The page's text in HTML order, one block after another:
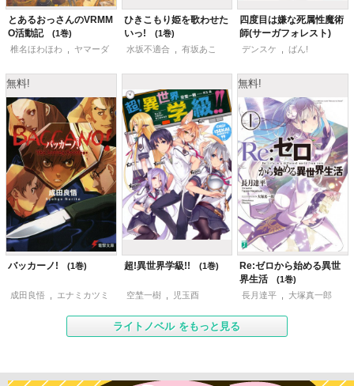
とあるおっさんのVRMM
O活動記
1
椎名ほわほわ
ヤマーダ
ひきこもり姫を歌わせた
いっ!
1
水坂不適合
有坂あこ
四度目は嫌な死属性魔術
師(サーガフォレスト)
1
デンスケ ばん!
無料!
バッカーノ! 1
成田良悟 エナミカツミ
超!異世界学級!! 1
空埜一樹 児玉酉
無料!
Re:ゼロから始める異世
界生活
1
長月達平
大塚真一郎
ライトノベル をもっと見る